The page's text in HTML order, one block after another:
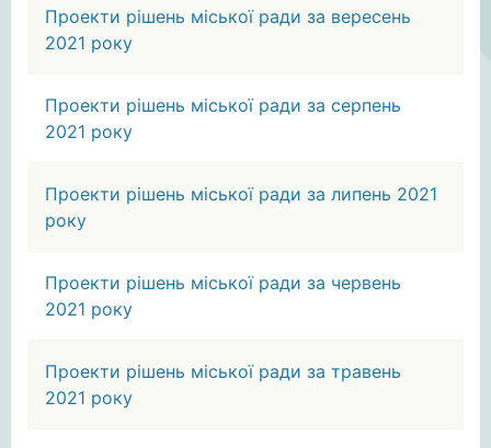
Проекти рішень міської ради за вересень
2021 року
Проекти рішень міської ради за серпень
2021 року
Проекти рішень міської ради за липень 2021
року
Проекти рішень міської ради за червень
2021 року
Проекти рішень міської ради за травень
2021 року